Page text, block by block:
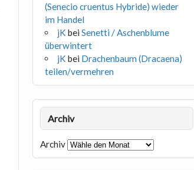
(Senecio cruentus Hybride) wieder
im Handel
jK beiSenetti / Aschenblume
überwintert
jK bei Drachenbaum (Dracaena)
teilen/vermehren
Archiv
Archiv